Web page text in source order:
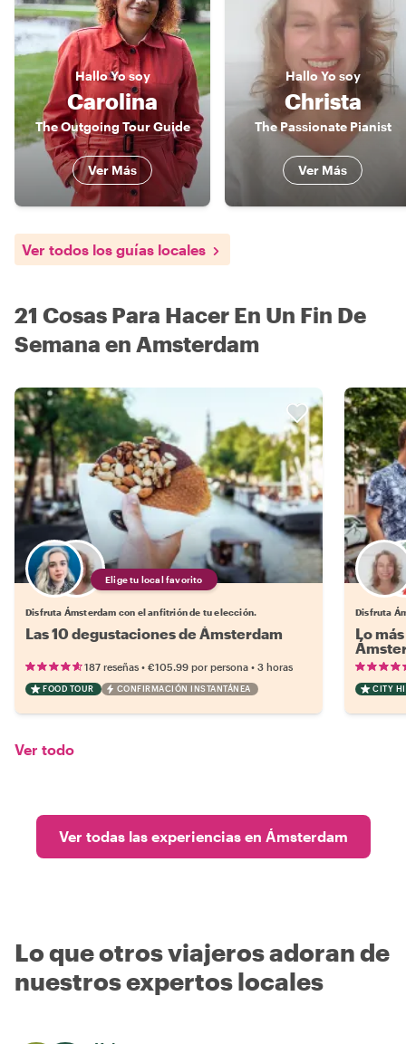
HalloYo soy
Carolina
The Outgoing Tour Guide
Ver Más
HalloYo soy
Christa
The Passionate Pianist
Ver Más
Ver todos los guías locales
21 Cosas Para Hacer En Un Fin De
Semana en Amsterdam
Elige tu local favorito
Disfruta Ámsterdam con el anfitrión de tu elección.
Las 10 degustaciones de Ámsterdam
187 reseñas • €105.99 por persona • 3 horas
FOOD TOUR CONFIRMACIÓN INSTANTÁNEA
Disfruta
Lo
CITY
Ver todo
Ver todas las experiencias en Ámsterdam
Lo que otros viajeros adoran de
nuestros expertos locales